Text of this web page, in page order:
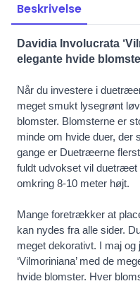
Beskrivelse
Davidia Involucrata
elegante hvide
Når du investere i
meget smukt lysegrønt
blomster. Blomsterne er
minde om hvide duer, der
gange er Duetræerne
fuldt udvokset vil duetræet
omkring 8-10 meter højt.
Mange foretrækker at
kan nydes fra alle sider.
meget dekorativt. I maj
‘Vilmoriniana’ med de
hvide blomster. Hver